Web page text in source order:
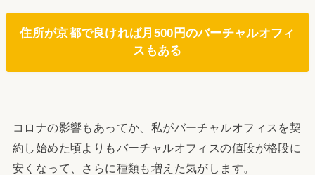
住所が京都で良ければ月500円のバーチャルオフィ
スもある
コロナの影響もあってか、私がバーチャルオフィスを契
約し始めた頃よりもバーチャルオフィスの値段が格段に
安くなって、さらに種類も増えた気がします。